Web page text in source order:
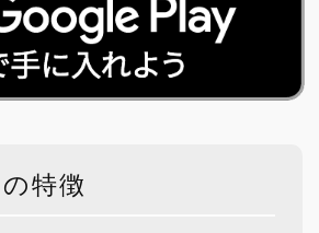
の特徴